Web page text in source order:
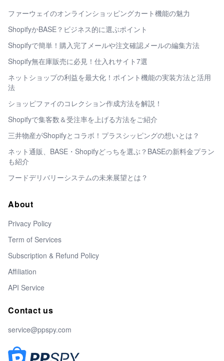
ファーウェイのオンラインショッピングカート機能の魅力
ShopifyかBASE？ビジネス的に選ぶポイント
Shopifyで簡単！購入完了メールや注文確認メールの編集方法
Shopify無在庫販売に必見！仕入れサイト7選
ネットショップの利益を最大化！ポイント機能の実装方法と活用
法
ショッピファイのコレクション作成方法を解説！
Shopifyで集客数＆受注率を上げる方法をご紹介
三井物産がShopifyとコラボ！プラスシッピングの想いとは？
ネット通販、BASE・Shopifyどっちを選ぶ？BASEの新料金プラン
も紹介
フードデリバリーシステムの未来展望とは？
About
Privacy Policy
Term of Services
Subscription & Refund Policy
Affiliation
API Service
Contact us
service@ppspy.com